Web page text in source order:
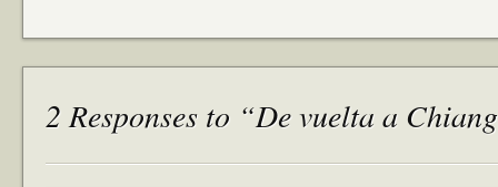
2 Responses to “De vuelta a